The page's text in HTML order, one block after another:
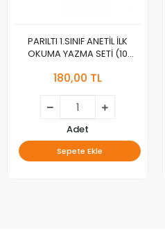
PARILTI 1.SINIF ANETİL İLK
OKUMA YAZMA SETİ (10
180,00 TL
Adet
Sepete Ekle